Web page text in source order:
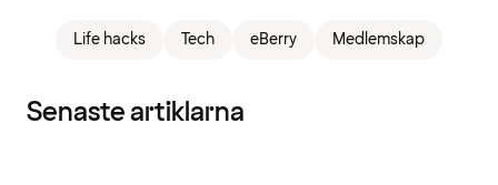
Life hacks Tech eBerry Medlemskap
Senaste artiklarna